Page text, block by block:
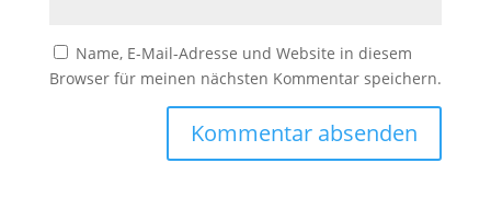
Name, E-Mail-Adresse und Website in diesem
Browser für meinen nächsten Kommentar speichern.